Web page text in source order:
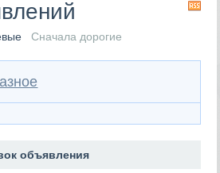
Сначала дорогие
объявления